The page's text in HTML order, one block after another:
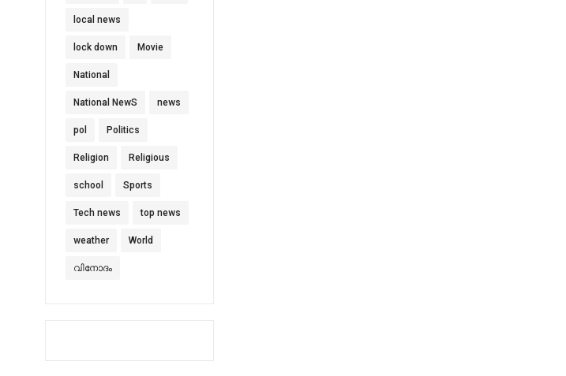
local news
lock down Movie
National
National NewS news
pol Politics
Religion Religious
school Sports
Tech news top news
weather World
വിനോദം